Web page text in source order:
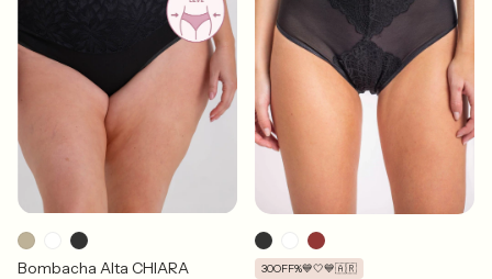
Bombacha Alta CHIARA
30OFF%💙🤍💙🇦🇷